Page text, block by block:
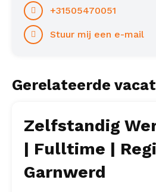
+31505470051
Stuur mij een e-mail
Gerelateerde
Zelfstandig
| Fulltime |
Garnwerd